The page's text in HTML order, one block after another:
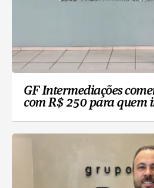
GF Intermediações
com R$ 250 para quem